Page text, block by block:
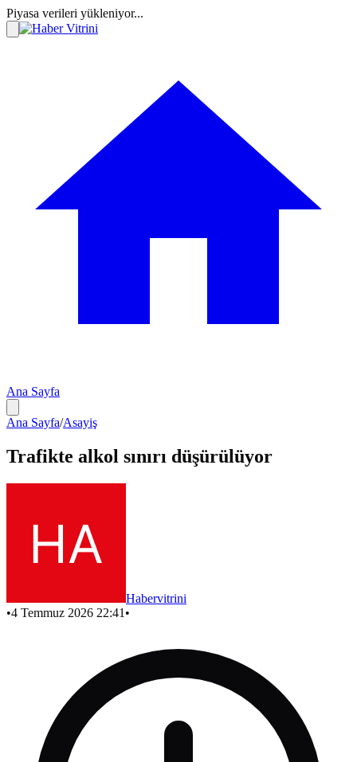
Piyasa verileri yükleniyor...
Ana Sayfa
Ana Sayfa/Asayiş
Trafikte alkol sınırı düşürülüyor
Habervitrini
•4 Temmuz 2026 22:41 •